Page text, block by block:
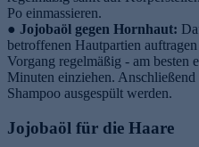
Po einmassieren.
● Jojobaöl gegen Hornhaut:
betroffenen Hautpartien
Vorgang regelmäßig - am besten
Minuten einziehen.
Shampoo ausgespült werden.
Jojobaöl für die Haare